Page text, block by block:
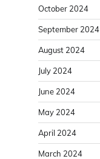
October 2024
September 2024
August 2024
July 2024
June 2024
May 2024
April 2024
March 2024